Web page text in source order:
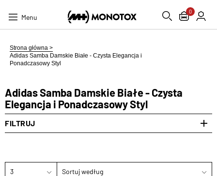
Menu
0
Strona główna >
Adidas Samba Damskie Białe - Czysta Elegancja i
Ponadczasowy Styl
Adidas Samba Damskie Białe - Czysta
Elegancja i Ponadczasowy Styl
FILTRUJ
3 Sortuj według